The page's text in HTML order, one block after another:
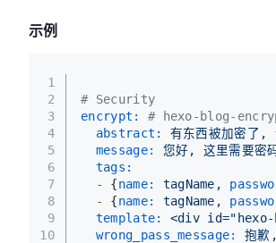
示例
1
2
3
4
5
6
7
8
9
10
# Security
encrypt:
# hexo-blog-
abstract:
有东西被加密了,
message:
您好,
这里需要密
tags:
-
{name: tagName ,
-
{name: tagName ,
template:
<div
wrong_pass_message:
抱歉,